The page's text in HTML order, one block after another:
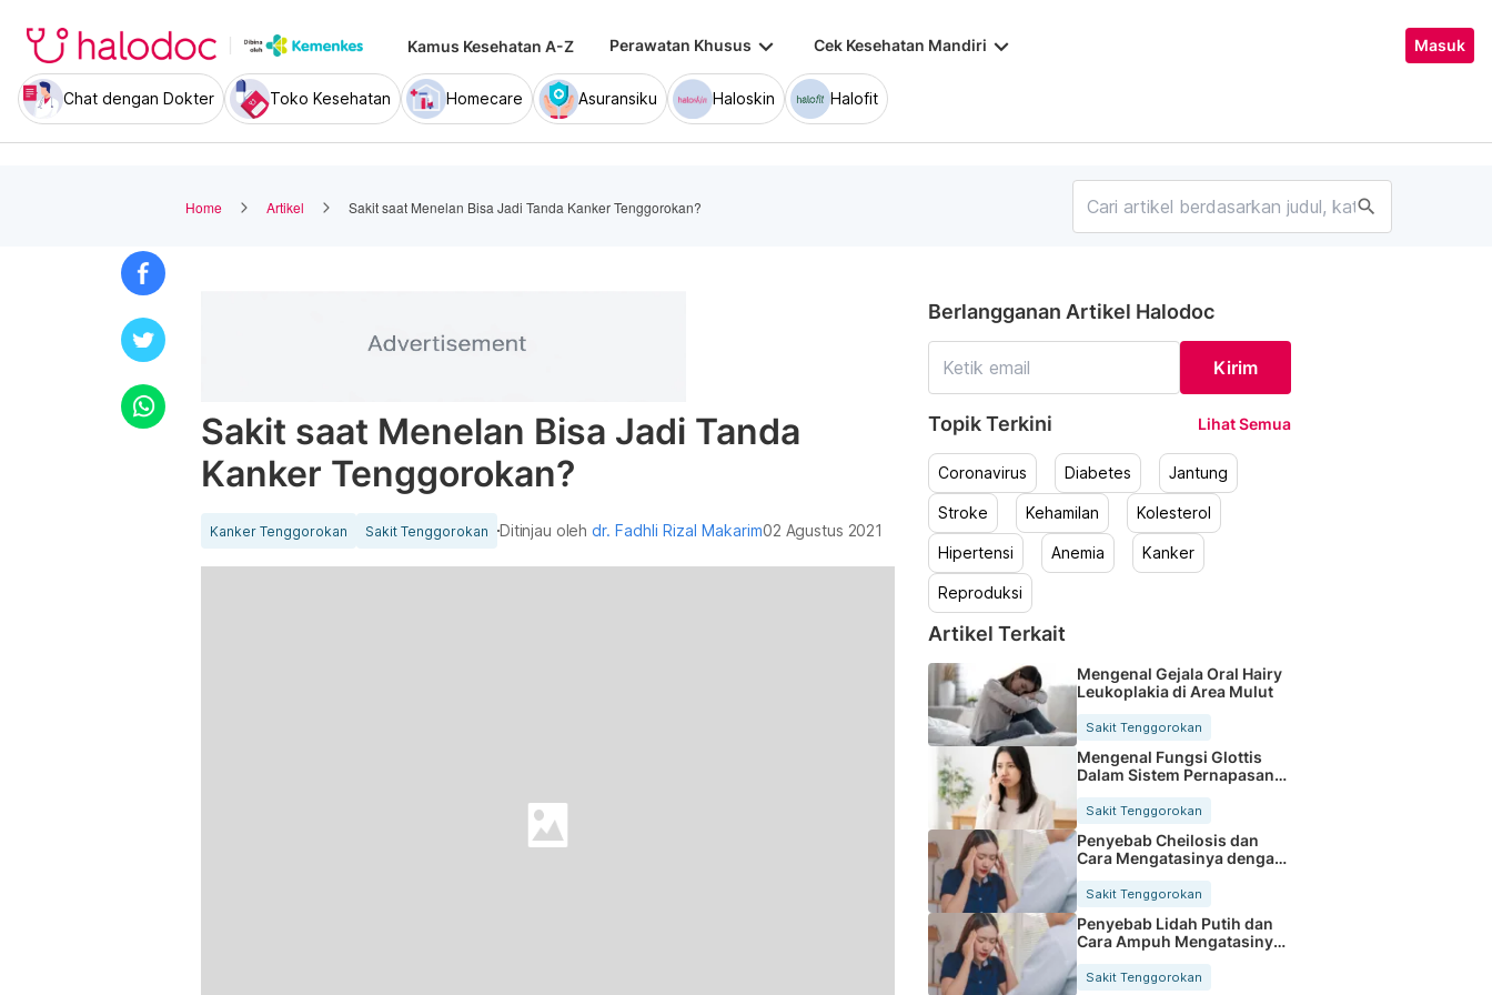
Kamus Kesehatan A-Z Perawatan Khusus keyboard_arrow_down Cek Kesehatan Mandiri keyboard_arrow_down Masuk
Chat dengan Dokter Toko Kesehatan Homecare Asuransiku Haloskin Halofit
Home Artikel Sakit saat Menelan Bisa Jadi Tanda Kanker Tenggorokan? search
Sakit saat Menelan Bisa Jadi Tanda
Kanker Tenggorokan?
Kanker Tenggorokan Sakit Tenggorokan Ditinjau olehdr. Fadhli Rizal Makarim02 Agustus 2021
Berlangganan Artikel Halodoc
Kirim
Topik Terkini Lihat Semua
Coronavirus Diabetes Jantung
Stroke Kehamilan Kolesterol
Hipertensi Anemia Kanker
Reproduksi
Artikel Terkait
Mengenal Gejala Oral Hairy
Leukoplakia di Area Mulut
Sakit Tenggorokan
Mengenal Fungsi Glottis
Dalam Sistem Pernapasan
Sakit Tenggorokan
Penyebab Cheilosis dan
Cara Mengatasinya dengan
Tepat
Sakit Tenggorokan
Penyebab Lidah Putih dan
Cara Ampuh Mengatasinya
dengan Mudah
Sakit Tenggorokan